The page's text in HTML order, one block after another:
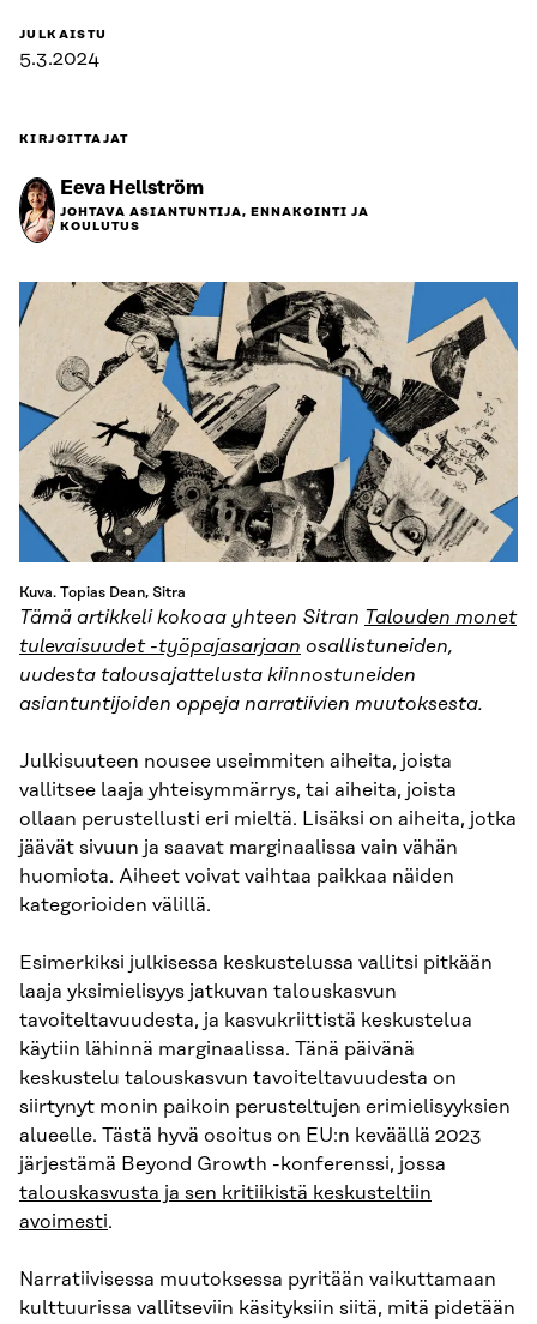
JULKAISTU
5.3.2024
KIRJOITTAJAT
Eeva Hellström
JOHTAVA ASIANTUNTIJA, ENNAKOINTI JA
KOULUTUS
Kuva. Topias Dean, Sitra
Tämä artikkeli kokoaa yhteen Sitran Talouden monet
tulevaisuudet -työpajasarjaan osallistuneiden,
uudesta talousajattelusta kiinnostuneiden
asiantuntijoiden oppeja narratiivien muutoksesta.
Julkisuuteen nousee useimmiten aiheita, joista
vallitsee laaja yhteisymmärrys, tai aiheita, joista
ollaan perustellusti eri mieltä. Lisäksi on aiheita, jotka
jäävät sivuun ja saavat marginaalissa vain vähän
huomiota. Aiheet voivat vaihtaa paikkaa näiden
kategorioiden välillä.
Esimerkiksi julkisessa keskustelussa vallitsi pitkään
laaja yksimielisyys jatkuvan talouskasvun
tavoiteltavuudesta, ja kasvukriittistä keskustelua
käytiin lähinnä marginaalissa. Tänä päivänä
keskustelu talouskasvun tavoiteltavuudesta on
siirtynyt monin paikoin perusteltujen erimielisyyksien
alueelle. Tästä hyvä osoitus on EU:n keväällä 2023
järjestämä Beyond Growth -konferenssi, jossa
talouskasvusta ja sen kritiikistä keskusteltiin
avoimesti.
Narratiivisessa muutoksessa pyritään vaikuttamaan
kulttuurissa vallitseviin käsityksiin siitä, mitä pidetään